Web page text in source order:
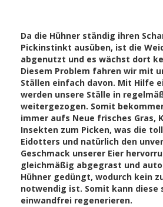
Da die Hühner ständig ihren
Pickinstinkt ausüben, ist die
abgenutzt und es wächst dort
Diesem Problem fahren wir mit
Ställen einfach davon. Mit Hilfe
werden unsere Ställe in
weitergezogen. Somit
immer aufs Neue frisches Gras,
Insekten zum Picken, was die
Eidotters und natürlich den
Geschmack unserer Eier
gleichmäßig abgegrast und
Hühner gedüngt, wodurch kein
notwendig ist. Somit kann diese
einwandfrei regenerieren.